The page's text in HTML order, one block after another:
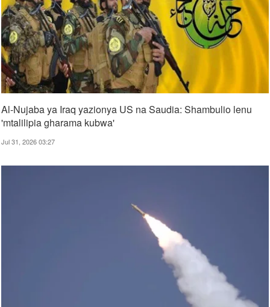
Al-Nujaba ya Iraq yazionya US na Saudia: Shambulio lenu
'mtalilipia gharama kubwa'
Jul 31, 2026 03:27